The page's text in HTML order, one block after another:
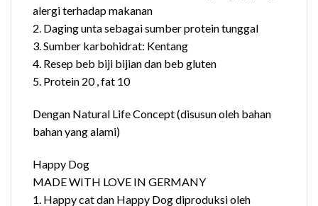
alergi terhadap makanan
2. Daging unta sebagai sumber protein tunggal
3. Sumber karbohidrat: Kentang
4. Resep beb biji bijian dan beb gluten
5. Protein 20 , fat 10
Dengan Natural Life Concept (disusun oleh bahan
bahan yang alami)
Happy Dog
MADE WITH LOVE IN GERMANY
1. Happy cat dan Happy Dog diproduksi oleh